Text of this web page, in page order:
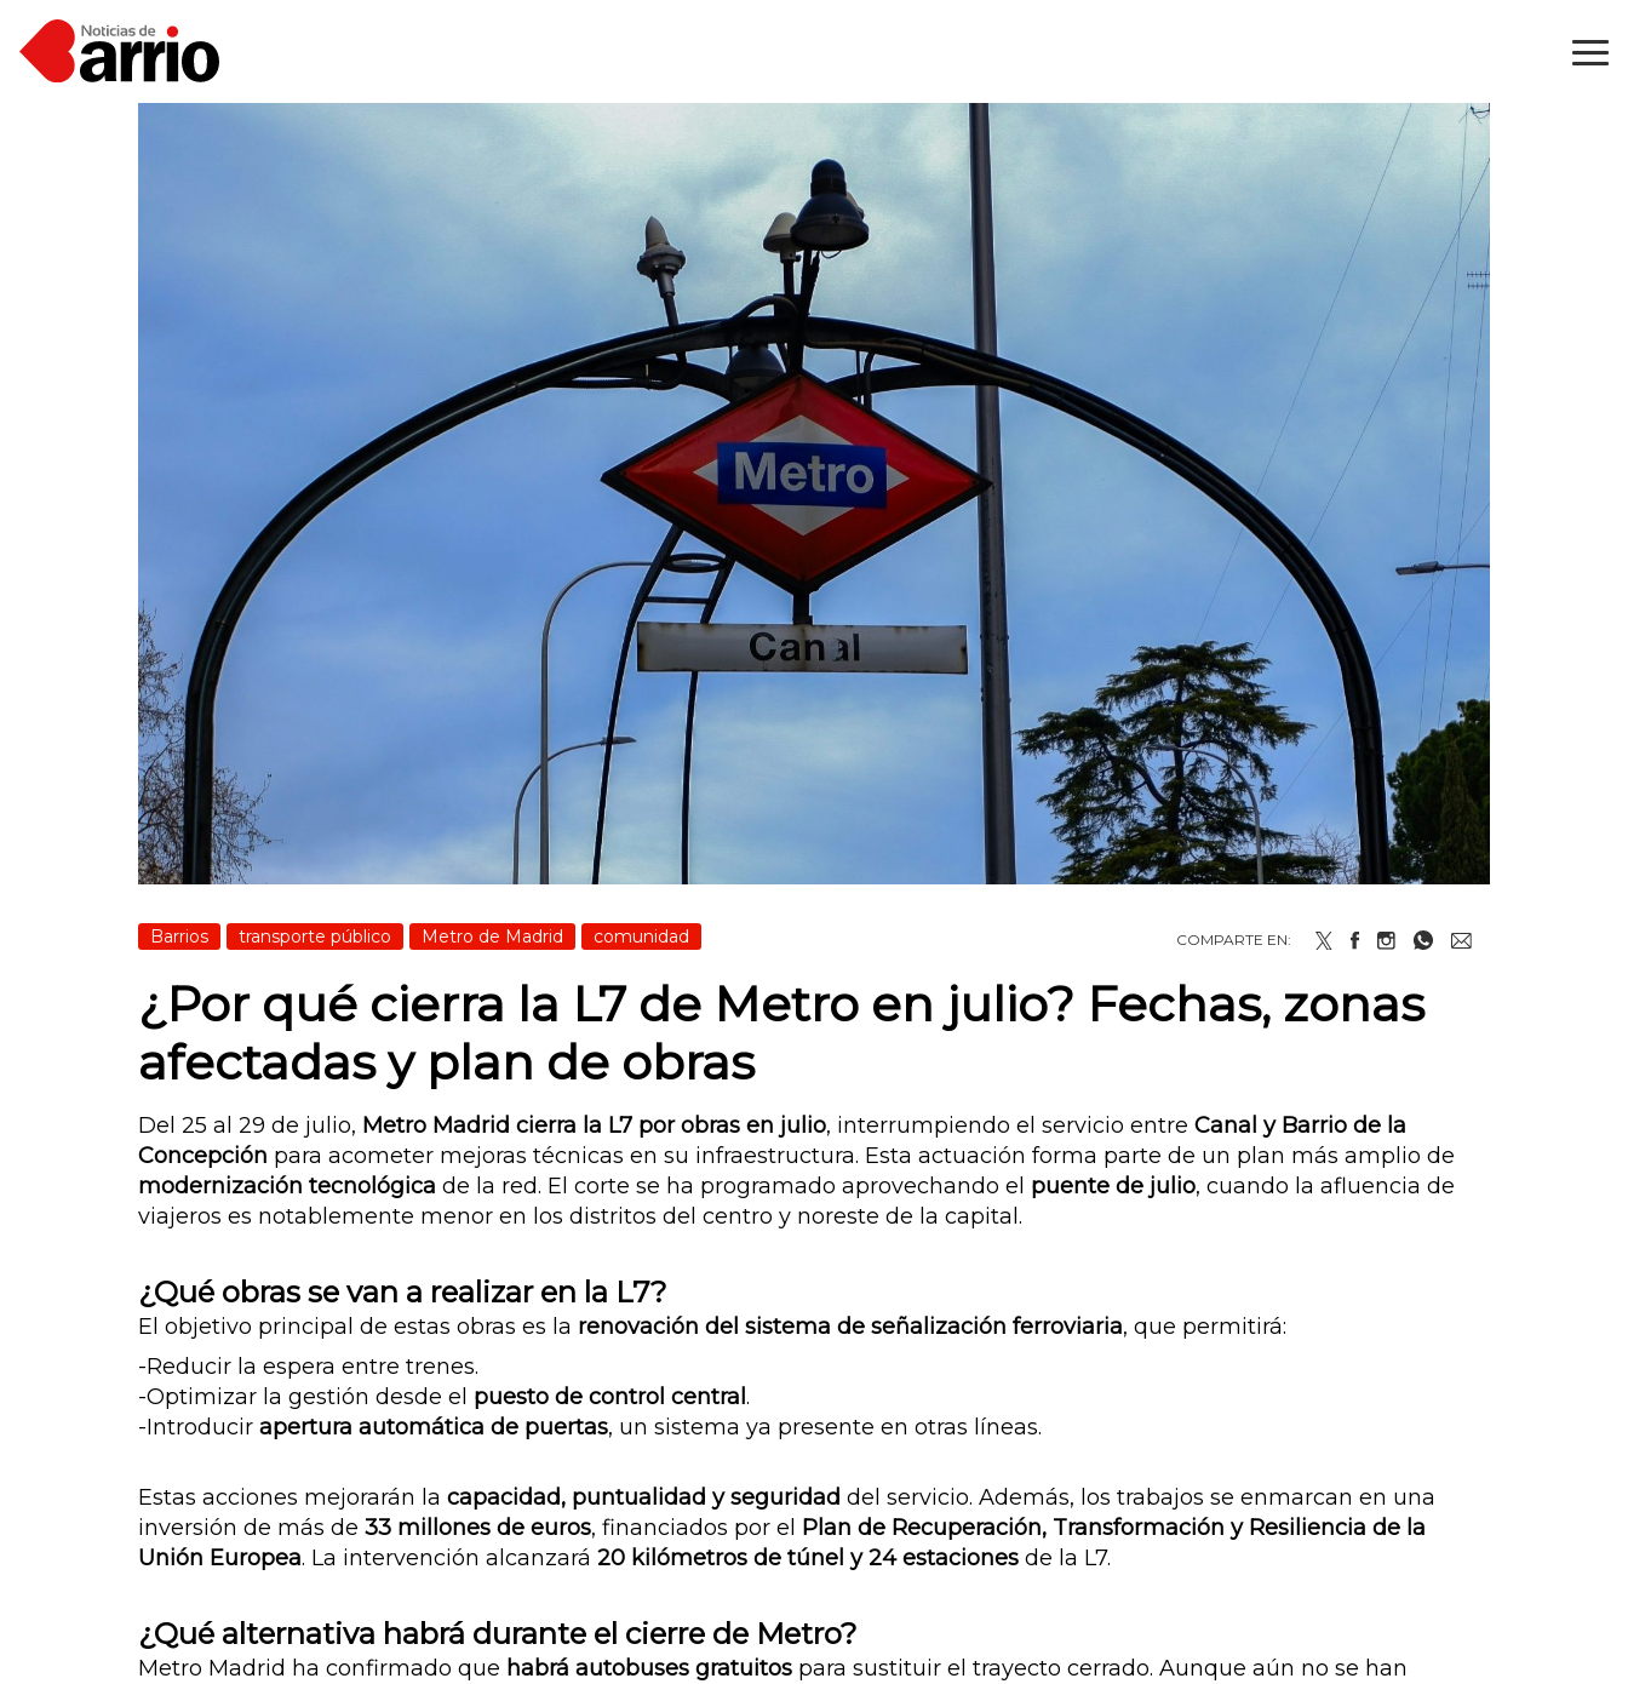
Barrios transporte público Metro de Madrid comunidad COMPARTE EN:
¿Por qué cierra la L7 de Metro en julio? Fechas, zonas
afectadas y plan de obras
Del 25 al 29 de julio, Metro Madrid cierra la L7 por obras en julio, interrumpiendo el servicio entre Canal y Barrio de la
Concepción para acometer mejoras técnicas en su infraestructura. Esta actuación forma parte de un plan más amplio de
modernización tecnológica de la red. El corte se ha programado aprovechando el puente de julio, cuando la afluencia de
viajeros es notablemente menor en los distritos del centro y noreste de la capital.
¿Qué obras se van a realizar en la L7?
El objetivo principal de estas obras es la renovación del sistema de señalización ferroviaria, que permitirá:
-Reducir la espera entre trenes.
-Optimizar la gestión desde el puesto de control central .
-Introducir apertura automática de puertas, un sistema ya presente en otras líneas.
Estas acciones mejorarán la capacidad, puntualidad y seguridad del servicio. Además, los trabajos se enmarcan en una
inversión de más de 33 millones de euros, financiados por el Plan de Recuperación, Transformación y Resiliencia de la
Unión Europea. La intervención alcanzará 20 kilómetros de túnel y 24 estaciones de la L7.
¿Qué alternativa habrá durante el cierre de Metro?
Metro Madrid ha confirmado que habrá autobuses gratuitos para sustituir el trayecto cerrado. Aunque aún no se han